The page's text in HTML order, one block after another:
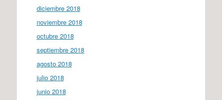
diciembre 2018
noviembre 2018
octubre 2018
septiembre 2018
agosto 2018
julio 2018
junio 2018